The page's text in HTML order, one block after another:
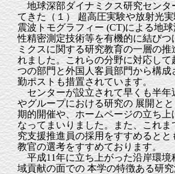
地球深部ダイナミクス研究センタ
てきた（１） 超高圧実験や放射光
震波トモグラフィー (CT)による地
性精密測定技術等を有機的に結び
ミクスに関する研究教育の一層の
れました。これらの分野に対応し
つの部門と外国人客員部門から構
勤ポストも措置されています。
センターが設立されて早くも半年
やグループにおける研究の 展開と
期的開催や、ホームページの立ち
なってまいりました。また、これ
究支援推進員の採用をすすめると
教官の選考をすすめております。
平成11年に立ち上がった沿岸環境
域貢献の面での 本学の特徴ある研